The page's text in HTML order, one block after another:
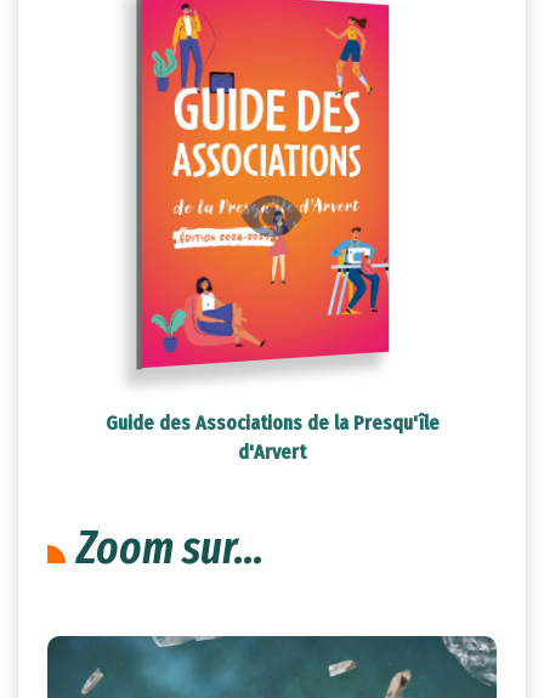
Guide des Associations de la Presqu'île
d'Arvert
Zoom sur...